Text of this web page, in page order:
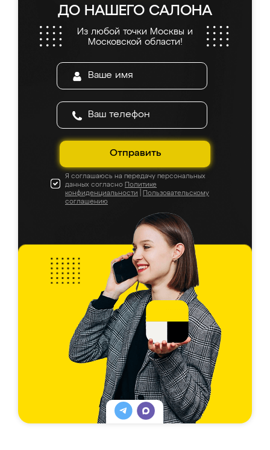
ДО НАШЕГО САЛОНА
Из любой точки Москвы и
Московской области!
Отправить
Я соглашаюсь на передачу персональных
данных согласно Политике
конфиденциальности
Пользовательскому
соглашению